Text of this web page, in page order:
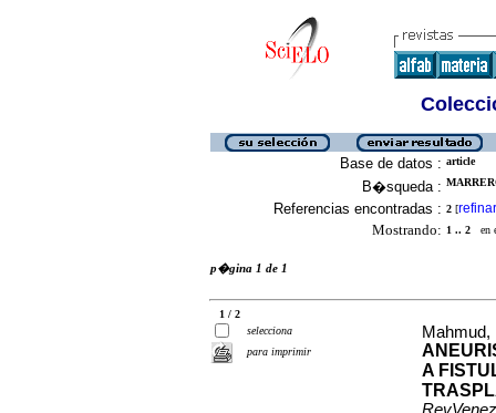
Base de datos : article
B�squeda :
Referencias encontradas : 2 [refinar
Mostrando: 1 .. 2 en
p�gina 1 de 1
1 / 2
selecciona
para imprimir
Mahmud,
A